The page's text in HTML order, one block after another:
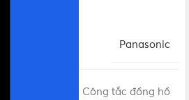
Panasonic
Công tắc đồng hồ